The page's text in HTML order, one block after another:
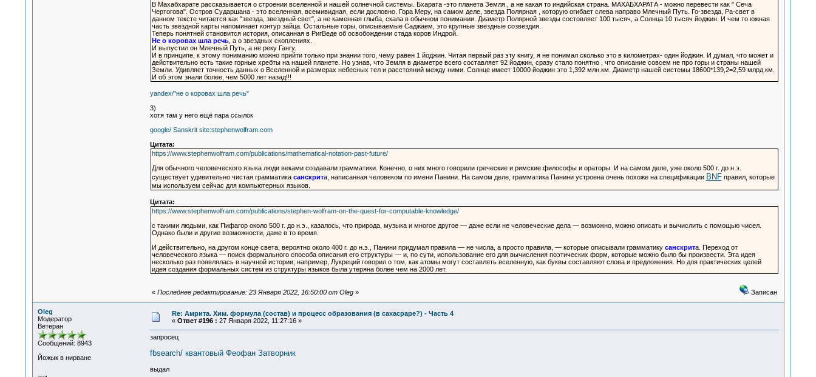
В Махабхарате рассказывается о строении вселенной и нашей солнечной системы. Бхарата -это планета Земля , а не какая то индийская страна. МАХАБХАРАТА - можно перевести как " Сеча
Чертогова". Остров Сударшана - это вселенная, всемивидная, если дословно. Гора Меру, на самом деле, звезда Полярная , которую огибает слева направо Млечный Путь. Го-звезда, Ра-свет в
данном тексте читается как "звезда, звездный свет", а не каменная глыба, скала в обычном понимании. Диаметр Полярной звезды состовляет 100 тысяч, а Солнца 10 тысяч йоджин. И чем то южная
часть звездной карты напоминает контур зайца. Остальные горы, описываемые Саджаем, это крупные звездные созвездия.
Теперь понятней становится история, описанная в РигВеде об освобождении стада коров Индрой.
Не о коровах шла речь, а о звездных скоплениях.
И выпустил он Млечный Путь, а не реку Гангу.
И в принципе, к этому пониманию можно прийти только при знании того, чему равен 1 йоджин. Читая первый раз эту книгу, я не понимал сколько это в километрах- один йоджин. И думал, что может и
действительно есть такие горные хребты на нашей планете. Но узнав, что Земля в диаметре всего составляет 92 йоджин, сразу стало понятно , что описание совсем не про горы и страны нашей
Земли. Удивляет точность данных о Вселенной и размерах небесных тел и расстояний между ними. Солнце имеет 10000 йоджин это 1,392 млн.км. Диаметр нашей системы 18600*139,2=2,59 млрд.км.
И об этом знали более, чем 5000 лет назад!!!
yandex/"не о коровах шла речь"
3)
хотя там у него ещё пара ссылок
google/ Sanskrit site:stephenwolfram.com
Цитата:
https://www.stephenwolfram.com/publications/mathematical-notation-past-future/
Для обычного человеческого языка люди веками создавали грамматики. Конечно, о них много говорили греческие и римские философы и ораторы. И на самом деле, уже около 500 г. до н.э.
существует удивительно чистая грамматика санскрита, написанная человеком по имени Панини. На самом деле, грамматика Панини устроена очень похоже на спецификации BNFправил, которые
мы используем сейчас для компьютерных языков.
Цитата:
https://www.stephenwolfram.com/publications/stephen-wolfram-on-the-quest-for-computable-knowledge/
с такими людьми, как Пифагор около 500 г. до н.э., казалось, что природа, музыка и многое другое — даже если не человеческие дела — возможно, можно описать и вычислить с помощью чисел.
Однако были и другие возможности, даже в то время.
И действительно, на другом конце света, вероятно около 400 г. до н.э., Панини придумал правила — не числа, а просто правила, — которые описывали грамматику санскрита. Переход от
человеческого языка — поиск формального способа описания его структуры — и, по сути, использование его для вычисления поэтических форм, которые можно было бы произвести. Эта идея
несколько раз появлялась в научной истории; например, Лукреций говорил о том, как атомы могут составлять вселенную, как буквы составляют слова и предложения. Но для практических целей
идея создания формальных систем из структуры языков была утеряна более чем на 2000 лет.
« Последнее редактирование: 23 Января 2022, 16:50:00 от Oleg» Записан
Oleg
Модератор
Ветеран
Сообщений: 8943
Йожык в нирване
Re: Амрита. Хим. формула (состав) и процесс образования (в сахасраре?) - Часть 4
« Ответ #196 : 27 Января 2022, 11:27:16 »
запросец
fbsearch/ квантовый Феофан Затворник
выдал